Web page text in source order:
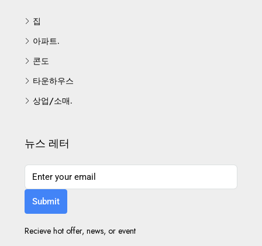
집
아파트.
콘도
타운하우스
상업/소매.
뉴스 레터
Submit
Recieve hot offer, news, or event